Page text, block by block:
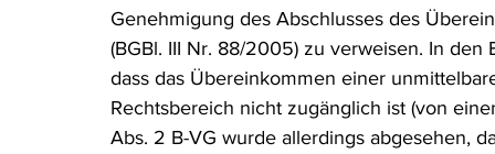
Genehmigung des Abschlusses des
(BGBl. III Nr. 88/2005) zu verweisen. In
dass das Übereinkommen einer
Rechtsbereich nicht zugänglich ist (von
Abs. 2 B-VG wurde allerdings abgesehen,